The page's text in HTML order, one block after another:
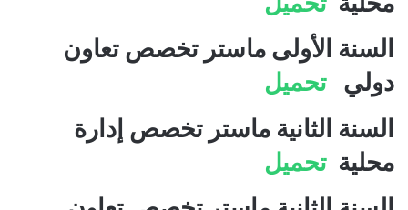
السنة الأولى ماستر تخصص تعاون
دولي تحميل
السنة الثانية ماستر تخصص إدارة
محلية تحميل